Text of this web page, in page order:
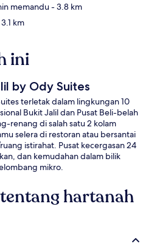
memandu- 3.8 km
km
ini
by Ody Suites
terletak dalam lingkungan 10
Bukit Jalil dan Pusat Beli-belah
renang di salah satu 2 kolam
selera di restoran atau bersantai
istirahat. Pusat kecergasan 24
dan kemudahan dalam bilik
mikro.
hartanah